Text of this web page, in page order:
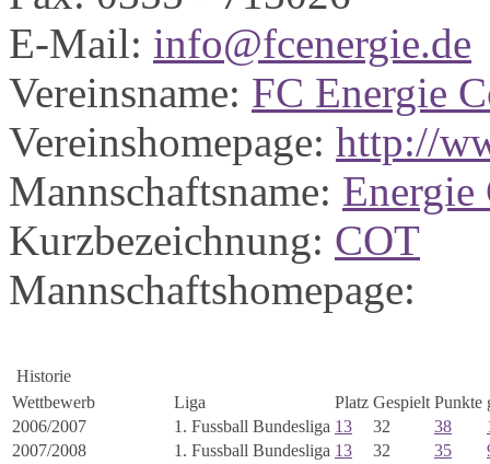
E-Mail: info@fcenergie.de
Vereinsname: FC Energie
Vereinshomepage: http://
Mannschaftsname: Energie
Kurzbezeichnung: COT
Mannschaftshomepage:
Historie
Wettbewerb
Liga Platz Gespielt Punkte
2006/2007
1. Fussball Bundesliga 13 32 38
2007/2008
1. Fussball Bundesliga 13 32 35